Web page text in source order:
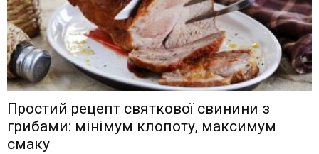
Простий рецепт святкової свинини з
грибами: мінімум клопоту, максимум
смаку